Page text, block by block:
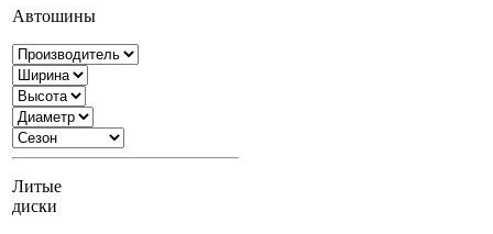
Автошины
Литые
диски